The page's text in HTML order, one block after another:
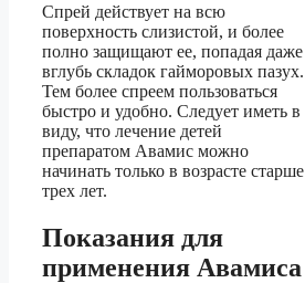
Спрей действует на всю
поверхность слизистой, и более
полно защищают ее, попадая даже
вглубь складок гайморовых пазух.
Тем более спреем пользоваться
быстро и удобно. Следует иметь в
виду, что лечение детей
препаратом Авамис можно
начинать только в возрасте старше
трех лет.
Показания для
применения Авамиса